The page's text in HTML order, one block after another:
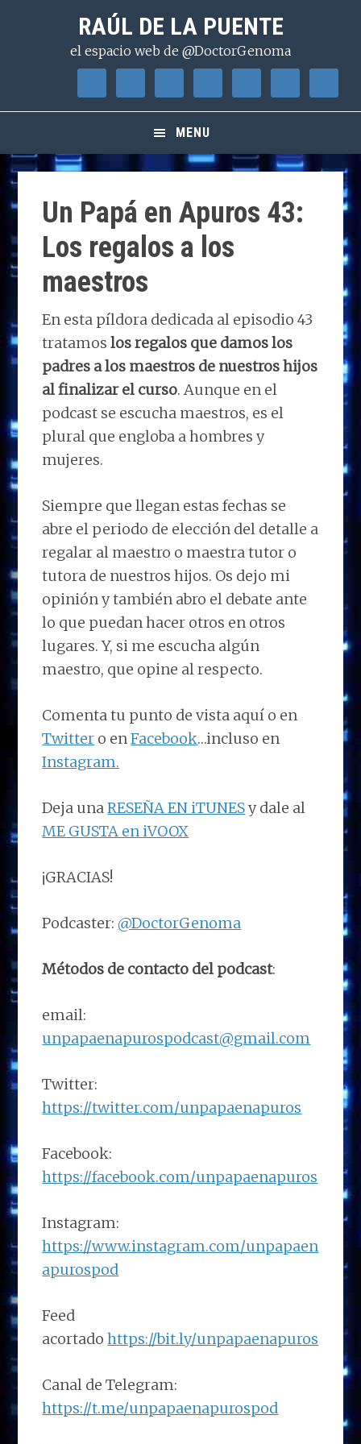
contenido
RAÚL DE LA PUENTE
el espacio web de @DoctorGenoma
MENU
Un Papá en Apuros 43:
Los regalos a los
maestros
En esta píldora dedicada al episodio 43
tratamoslos regalos que damos los
padres a los maestros de nuestros hijos
al finalizar el curso. Aunque en el
podcast se escucha maestros, es el
plural que engloba a hombres y
mujeres.
Siempre que llegan estas fechas se
abre el periodo de elección del detalle a
regalar al maestro o maestra tutor o
tutora de nuestros hijos. Os dejo mi
opinión y también abro el debate ante
lo que puedan hacer otros en otros
lugares. Y, si me escucha algún
maestro, que opine al respecto.
Comenta tu punto de vista aquí o en
Twitter o enFacebook…incluso en
Instagram.
Deja unaRESEÑA EN iTUNESy dale al
ME GUSTA en iVOOX
¡GRACIAS!
Podcaster: @DoctorGenoma
Métodos de contacto del podcast:
email:
unpapaenapurospodcast@gmail.com
Twitter:
https://twitter.com/unpapaenapuros
Facebook:
https://facebook.com/unpapaenapuros
Instagram:
https://www.instagram.com/unpapaen
apurospod
Feed
acortadohttps://bit.ly/unpapaenapuros
Canal de Telegram:
https://t.me/unpapaenapurospod